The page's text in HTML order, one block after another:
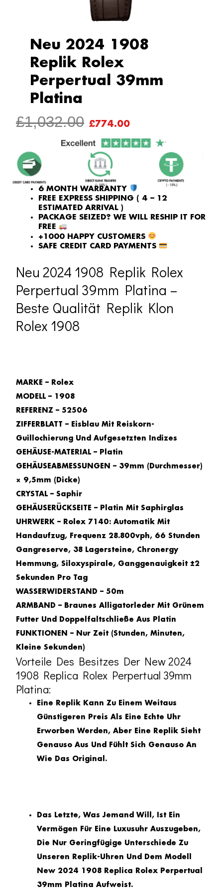
Neu 2024 1908
Replik Rolex
Perpertual 39mm
Platina
£1,032.00 ORIGINAL
PRICE
WAS:
£1,032.00.
£774.00CURRENT
PRICE
IS:
£774.00.
6 MONTH WARRANTY
FREE EXPRESS SHIPPING ( 4 – 12
ESTIMATED ARRIVAL )
PACKAGE SEIZED? WE WILL RESHIP IT FOR
FREE
+1000 HAPPY CUSTOMERS
SAFE CREDIT CARD PAYMENTS
Neu 2024 1908 Replik Rolex
Perpertual 39mm Platina –
Beste Qualität Replik Klon
Rolex 1908
MARKE – Rolex
MODELL – 1908
REFERENZ – 52506
ZIFFERBLATT – Eisblau Mit Reiskorn-
Guillochierung Und Aufgesetzten Indizes
GEHÄUSE-MATERIAL – Platin
GEHÄUSEABMESSUNGEN – 39mm (Durchmesser)
× 9,5mm (Dicke)
CRYSTAL – Saphir
GEHÄUSERÜCKSEITE – Platin Mit Saphirglas
UHRWERK – Rolex 7140: Automatik Mit
Handaufzug, Frequenz 28.800vph, 66 Stunden
Gangreserve, 38 Lagersteine, Chronergy
Hemmung, Siloxyspirale, Ganggenauigkeit ±2
Sekunden Pro Tag
WASSERWIDERSTAND – 50m
ARMBAND – Braunes Alligatorleder Mit Grünem
Futter Und Doppelfaltschließe Aus Platin
FUNKTIONEN – Nur Zeit (Stunden, Minuten,
Kleine Sekunden)
Vorteile Des Besitzes Der New 2024
1908 Replica Rolex Perpertual 39mm
Platina:
Eine Replik Kann Zu Einem Weitaus
Günstigeren Preis Als Eine Echte Uhr
Erworben Werden, Aber Eine Replik Sieht
Genauso Aus Und Fühlt Sich Genauso An
Wie Das Original.
Das Letzte, Was Jemand Will, Ist Ein
Vermögen Für Eine Luxusuhr Auszugeben,
Die Nur Geringfügige Unterschiede Zu
Unseren Replik-Uhren Und Dem Modell
New 2024 1908 Replica Rolex Perpertual
39mm Platina Aufweist.